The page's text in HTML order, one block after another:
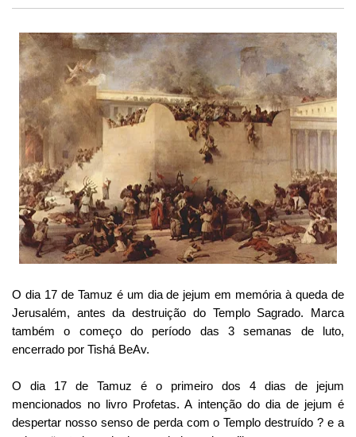
O dia 17 de Tamuz é um dia de jejum em memória à queda de
Jerusalém, antes da destruição do Templo Sagrado. Marca
também o começo do período das 3 semanas de luto,
encerrado por Tishá BeAv.
O dia 17 de Tamuz é o primeiro dos 4 dias de jejum
mencionados no livro Profetas. A intenção do dia de jejum é
despertar nosso senso de perda com o Templo destruído ? e a